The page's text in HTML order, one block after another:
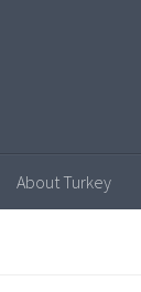
About Turkey